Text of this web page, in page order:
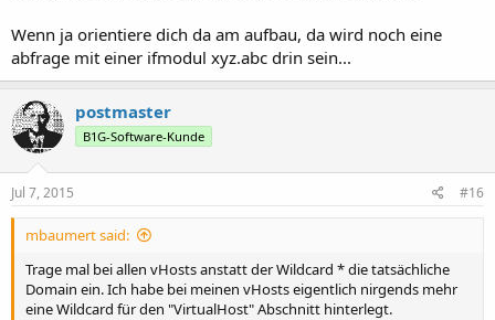
Wenn ja orientiere dich da am aufbau, da wird noch eine
abfrage mit einer ifmodul xyz.abc drin sein...
postmaster
B1G-Software-Kunde
Jul 7, 2015 #16
mbaumert said:
Trage mal bei allen vHosts anstatt der Wildcard * die tatsächliche
Domain ein. Ich habe bei meinen vHosts eigentlich nirgends mehr
eine Wildcard für den "VirtualHost" Abschnitt hinterlegt.